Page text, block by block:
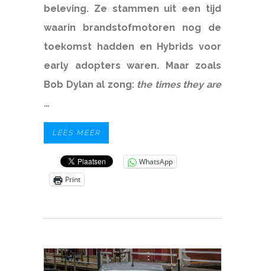
beleving. Ze stammen uit een tijd
waarin brandstofmotoren nog de
toekomst hadden en Hybrids voor
early adopters waren. Maar zoals
Bob Dylan al zong: the times they are
…
LEES MEER
WhatsApp
Print